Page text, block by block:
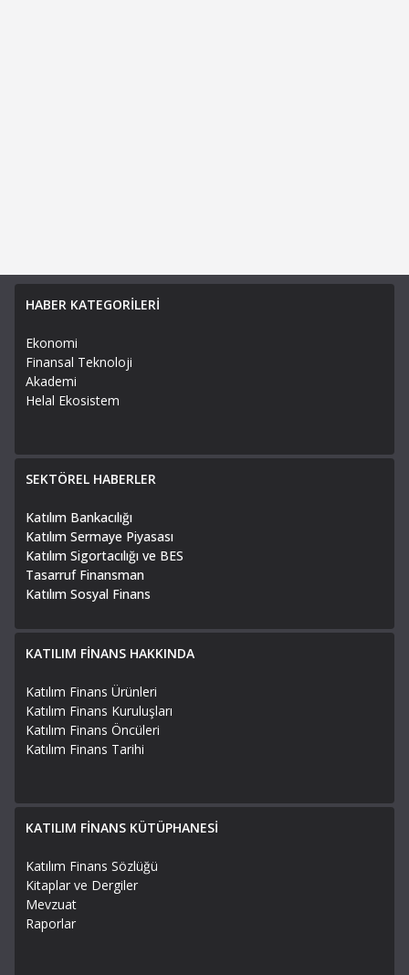
HABER KATEGORİLERİ
Ekonomi
Finansal Teknoloji
Akademi
Helal Ekosistem
SEKTÖREL HABERLER
Katılım Bankacılığı
Katılım Sermaye Piyasası
Katılım Sigortacılığı ve BES
Tasarruf Finansman
Katılım Sosyal Finans
KATILIM FİNANS HAKKINDA
Katılım Finans Ürünleri
Katılım Finans Kuruluşları
Katılım Finans Öncüleri
Katılım Finans Tarihi
KATILIM FİNANS KÜTÜPHANESİ
Katılım Finans Sözlüğü
Kitaplar ve Dergiler
Mevzuat
Raporlar